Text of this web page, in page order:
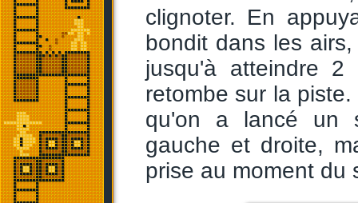
clignoter. En
bondit dans les
jusqu'à atteindre
retombe sur la
qu'on a lancé un
gauche et droite,
prise au moment du